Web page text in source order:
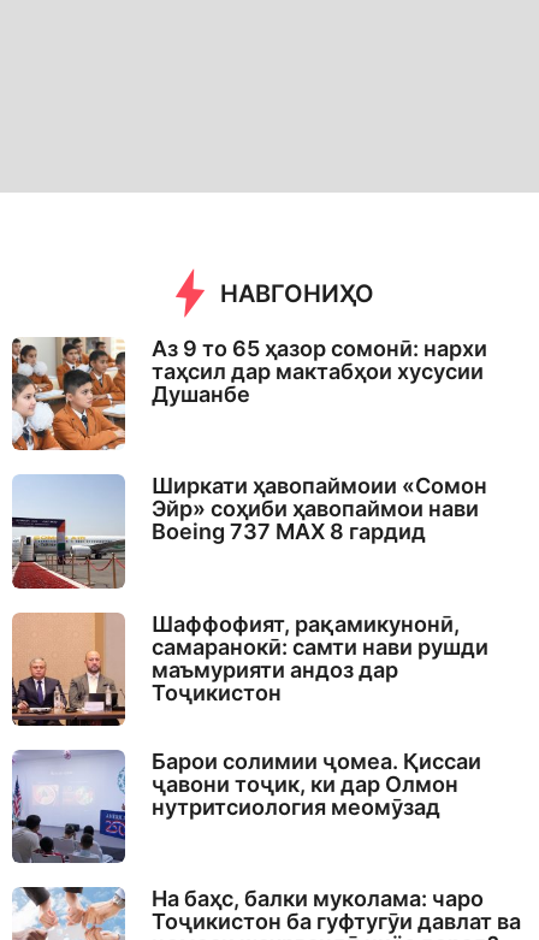
НАВГОНИҲО
Аз 9 то 65 ҳазор сомонӣ: нархи
таҳсил дар мактабҳои хусусии
Душанбе
Ширкати ҳавопаймоии «Сомон
Эйр» соҳиби ҳавопаймои нави
Boeing 737 MAX 8 гардид
Шаффофият, рақамикунонӣ,
самаранокӣ: самти нави рушди
маъмурияти андоз дар
Тоҷикистон
Барои солимии ҷомеа. Қиссаи
ҷавони тоҷик, ки дар Олмон
нутритсиология меомӯзад
На баҳс, балки муколама: чаро
Тоҷикистон ба гуфтугӯи давлат ва